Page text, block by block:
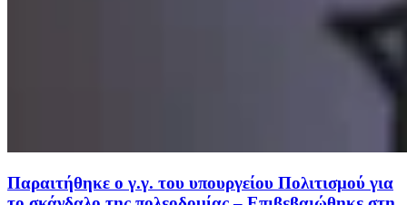
Παραιτήθηκε ο γ.γ. του υπουργείου Πολιτισμού για